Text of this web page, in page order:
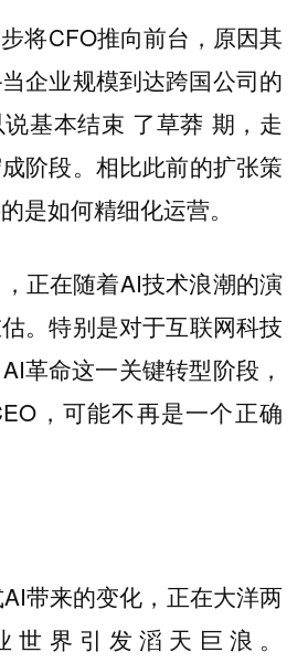
将CFO推向前台，原因其
企业规模到达跨国公司的
基本结束 了草莽 期，走
阶段。相比此前的扩张策
是如何精细化运营。
正在随着AI技术浪潮的演
。特别是对于互联网科技
革命这一关键转型阶段，
，可能不再是一个正确
带来的变化，正在大洋两
世界引发滔天巨浪。